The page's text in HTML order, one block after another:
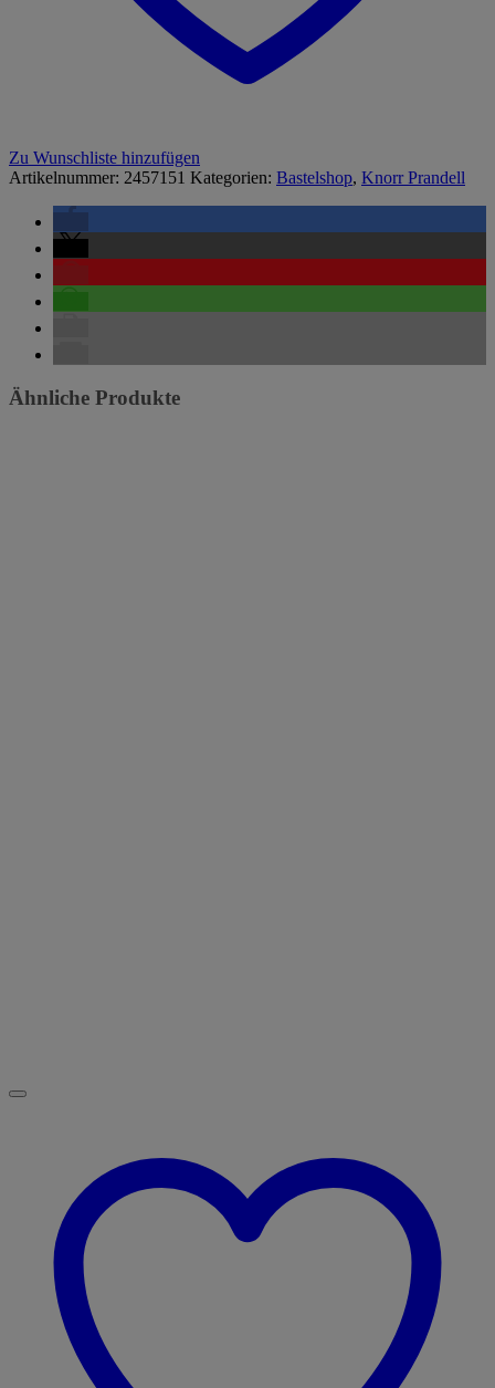
Zu Wunschliste hinzufügen
Artikelnummer: 2457151 Kategorien: Bastelshop, Knorr Prandell
Ähnliche Produkte